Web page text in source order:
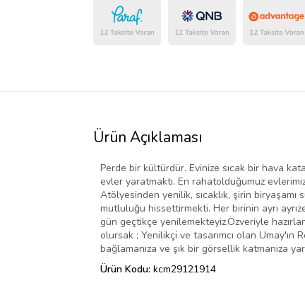
Ürün Açıklaması
Perde bir kültürdür. Evinize sıcak bir hava
evler yaratmaktı. En rahatolduğumuz
Atölyesinden yenilik, sıcaklık, şirin biryaşamı
mutluluğu hissettirmekti. Her birinin ayrı
gün geçtikçe yenilemekteyiz.Özveriyle
olursak ; Yenilikçi ve tasarımcı olan
bağlamanıza ve şık bir görsellik katmanıza
Ürün Kodu: kcm29121914